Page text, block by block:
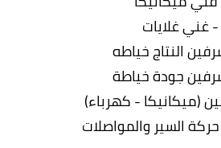
- غني غلايات
النتاج خياطه
جودة خياطة
(ميكانيكا - كهرباء)
السير والمواصلات